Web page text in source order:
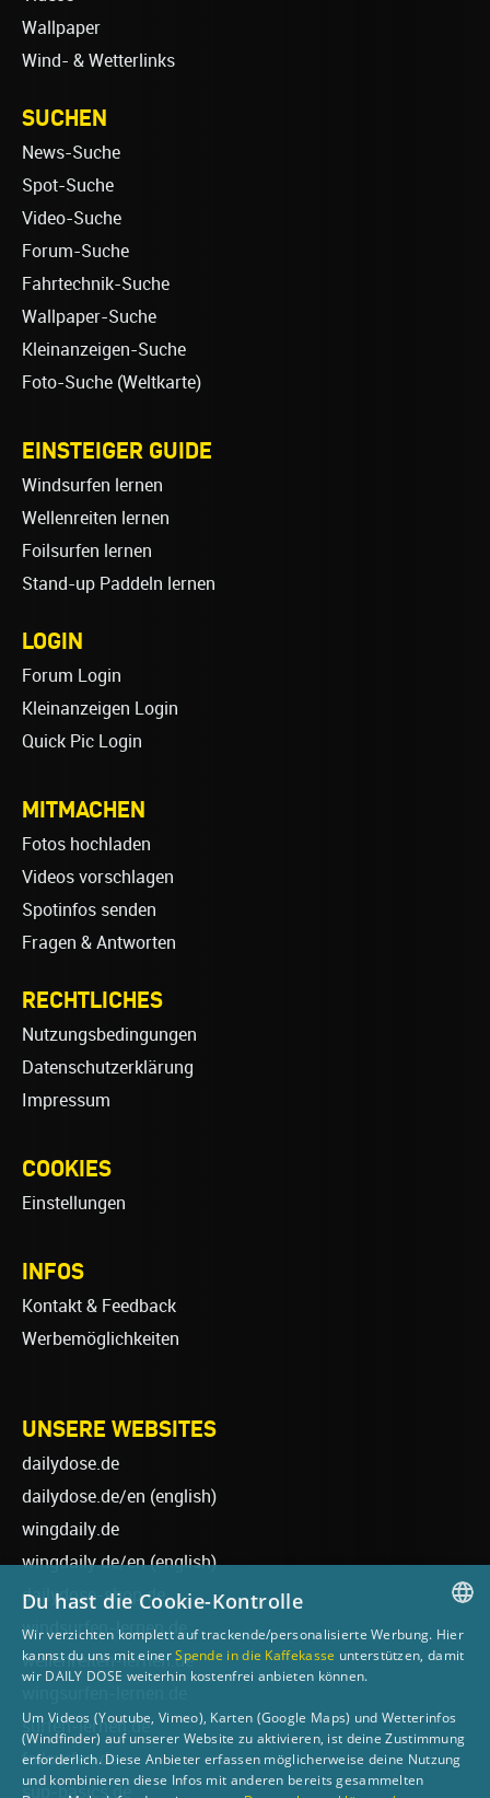
Wallpaper
Wind- & Wetterlinks
SUCHEN
News-Suche
Spot-Suche
Video-Suche
Forum-Suche
Fahrtechnik-Suche
Wallpaper-Suche
Kleinanzeigen-Suche
Foto-Suche (Weltkarte)
EINSTEIGER GUIDE
Windsurfen lernen
Wellenreiten lernen
Foilsurfen lernen
Stand-up Paddeln lernen
LOGIN
Forum Login
Kleinanzeigen Login
Quick Pic Login
MITMACHEN
Fotos hochladen
Videos vorschlagen
Spotinfos senden
Fragen & Antworten
RECHTLICHES
Nutzungsbedingungen
Datenschutzerklärung
Impressum
COOKIES
Einstellungen
INFOS
Kontakt & Feedback
Werbemöglichkeiten
UNSERE WEBSITES
dailydose.de
dailydose.de/en (english)
wingdaily.de
wingdaily.de/en(english)
dailydose-shop.de
windsurfen-lernen.de
wellenreiten-lernen.de
surfen-lernen.de
foilsurfen.de
sup-basics.de
GERMAN
Du hast die Cookie-Kontrolle
Wir verzichten komplett auf trackende/personalisierte Werbung. Hier
kannst du uns mit einerSpende in die Kaffekasse unterstützen, damit
wir DAILY DOSE weiterhin kostenfrei anbieten können.
Um Videos (Youtube, Vimeo), Karten (Google Maps) und Wetterinfos
(Windfinder) auf unserer Website zu aktivieren, ist deine Zustimmung
erforderlich. Diese Anbieter erfassen möglicherweise deine Nutzung
und kombinieren diese Infos mit anderen bereits gesammelten